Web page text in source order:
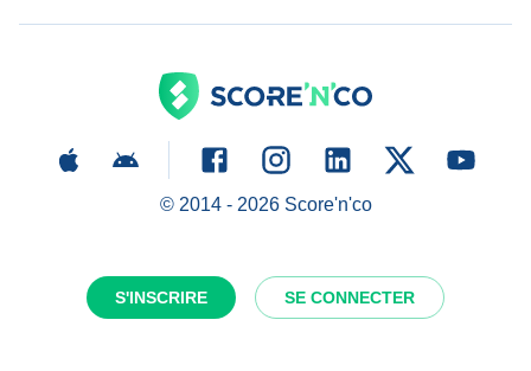
S'INSCRIRE SE CONNECTER
© 2014 - 2026Score'n'co